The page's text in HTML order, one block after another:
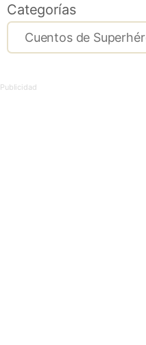
Categorías